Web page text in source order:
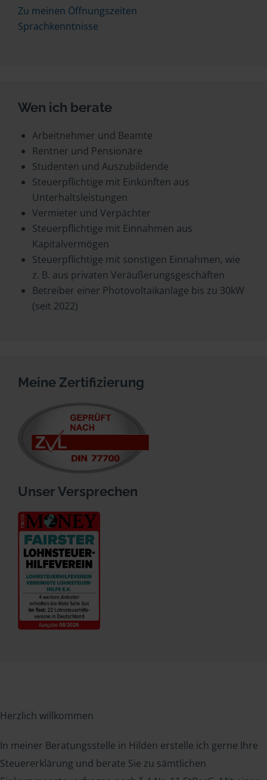
Zu meinen Öffnungszeiten
Sprachkenntnisse
Wen ich berate
Arbeitnehmer und Beamte
Rentner und Pensionäre
Studenten und Auszubildende
Steuerpflichtige mit Einkünften aus
Unterhaltsleistungen
Vermieter und Verpächter
Steuerpflichtige mit Einnahmen aus
Kapitalvermögen
Steuerpflichtige mit sonstigen Einnahmen, wie
z. B. aus privaten Veräußerungsgeschäften
Betreiber einer Photovoltaikanlage bis zu 30kW
(seit 2022)
Meine Zertifizierung
Unser Versprechen
Herzlich willkommen
In meiner Beratungsstelle in Hilden erstelle ich gerne Ihre
Steuererklärung und berate Sie zu sämtlichen